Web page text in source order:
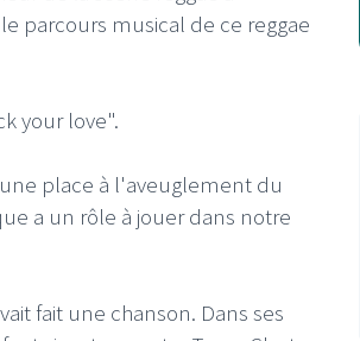
parcours musical de ce reggae
your love".
place à l'aveuglement du
a un rôle à jouer dans notre
fait une chanson. Dans ses